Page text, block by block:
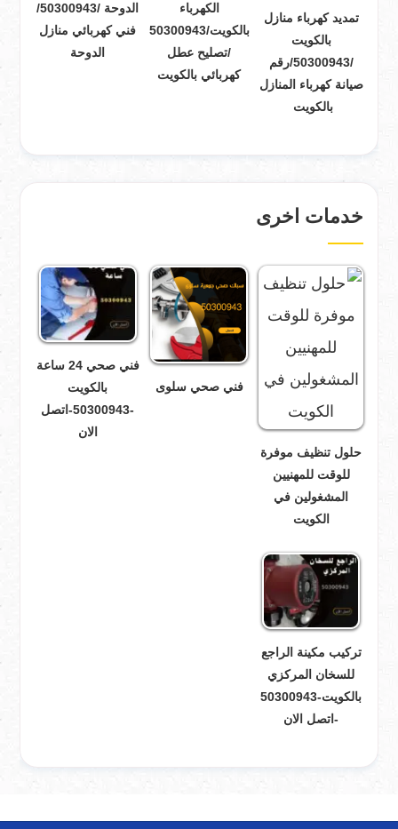
تمديد كهرباء منازل
بالكويت
/50300943/رقم
صيانة كهرباء المنازل
بالكويت
الكهرباء
بالكويت/50300943
/تصليح عطل
كهربائي بالكويت
الدوحة /50300943/
فني كهربائي منازل
الدوحة
خدمات اخرى
حلول تنظيف موفرة
للوقت للمهنيين
المشغولين في
الكويت
فني صحي سلوى
فني صحي 24 ساعة
بالكويت
-50300943-اتصل
الان
تركيب مكينة الراجع
للسخان المركزي
بالكويت-50300943
-اتصل الان